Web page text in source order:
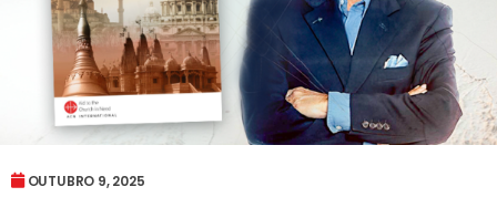
OUTUBRO 9, 2025